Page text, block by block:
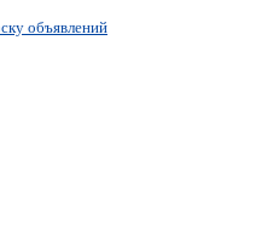
объявлений